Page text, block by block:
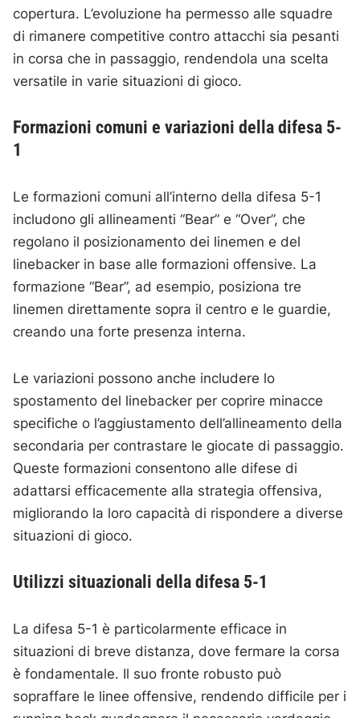
copertura. L’evoluzione ha permesso alle squadre
di rimanere competitive contro attacchi sia pesanti
in corsa che in passaggio, rendendola una scelta
versatile in varie situazioni di gioco.
Formazioni comuni e variazioni della difesa 5-
1
Le formazioni comuni all’interno della difesa 5-1
includono gli allineamenti “Bear” e “Over”, che
regolano il posizionamento dei linemen e del
linebacker in base alle formazioni offensive. La
formazione “Bear”, ad esempio, posiziona tre
linemen direttamente sopra il centro e le guardie,
creando una forte presenza interna.
Le variazioni possono anche includere lo
spostamento del linebacker per coprire minacce
specifiche o l’aggiustamento dell’allineamento della
secondaria per contrastare le giocate di passaggio.
Queste formazioni consentono alle difese di
adattarsi efficacemente alla strategia offensiva,
migliorando la loro capacità di rispondere a diverse
situazioni di gioco.
Utilizzi situazionali della difesa 5-1
La difesa 5-1 è particolarmente efficace in
situazioni di breve distanza, dove fermare la corsa
è fondamentale. Il suo fronte robusto può
sopraffare le linee offensive, rendendo difficile per i